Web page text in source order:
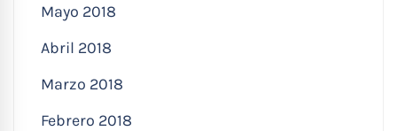
Mayo 2018
Abril 2018
Marzo 2018
Febrero 2018